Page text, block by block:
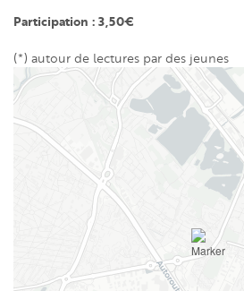
Participation : 3,50€
(*) autour de lectures par des jeunes